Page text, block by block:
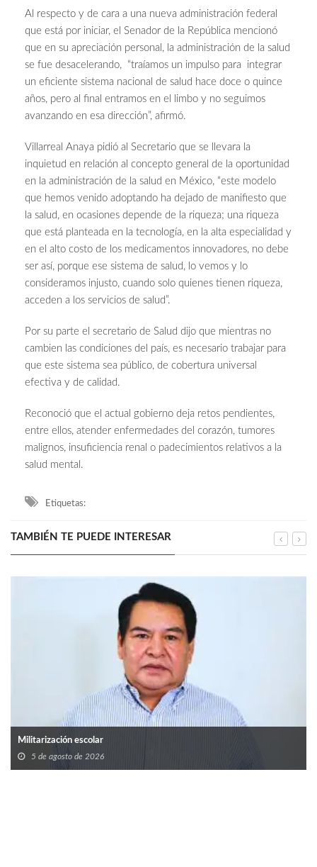
Al respecto y de cara a una nueva administración federal
que está por iniciar, el Senador de la República mencionó
que en su apreciación personal, la administración de la salud
se fue desacelerando, “traíamos un impulso para integrar
un eficiente sistema nacional de salud hace doce o quince
años, pero al final entramos en el limbo y no seguimos
avanzando en esa dirección”, afirmó.
Villarreal Anaya pidió al Secretario que se llevara la
inquietud en relación al concepto general de la oportunidad
en la administración de la salud en México, “este modelo
que hemos venido adoptando ha dejado de manifiesto que
la salud, en ocasiones depende de la riqueza; una riqueza
que está planteada en la tecnología, en la alta especialidad y
en el alto costo de los medicamentos innovadores, no debe
ser así, porque ese sistema de salud, lo vemos y lo
consideramos injusto, cuando solo quienes tienen riqueza,
acceden a los servicios de salud”.
Por su parte el secretario de Salud dijo que mientras no
cambien las condiciones del país, es necesario trabajar para
que este sistema sea público, de cobertura universal
efectiva y de calidad.
Reconoció que el actual gobierno deja retos pendientes,
entre ellos, atender enfermedades del corazón, tumores
malignos, insuficiencia renal o padecimientos relativos a la
salud mental.
Etiquetas:
TAMBIÉN TE PUEDE INTERESAR
Militarización escolar
5 de agosto de 2026